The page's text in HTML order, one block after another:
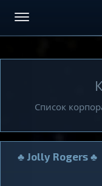
Список
♣ Jolly Rogers ♣